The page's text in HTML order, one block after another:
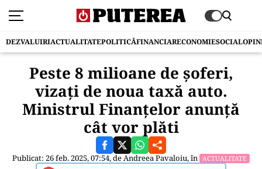
DEZVALUIRIACTUALITATEPOLITICĂFINANCIARECONOMIESOCIAL
Peste 8 milioane de șoferi,
vizați de noua taxă auto.
Ministrul Finanțelor anunță
cât vor plăti
Publicat: 26 feb. 2025, 07:54, deAndreea Pavaloiu, în ACTUALITATE